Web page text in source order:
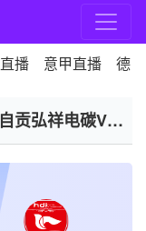
播 意甲直播 德
自贡弘祥电碳VS